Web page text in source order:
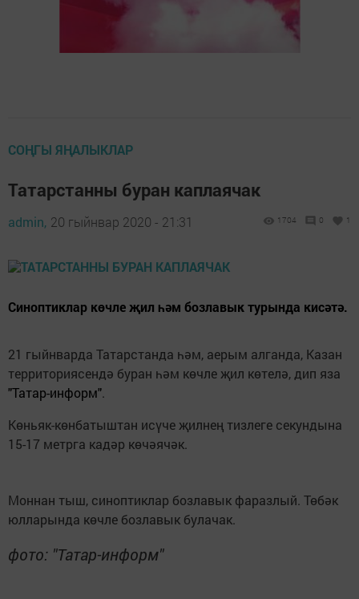
СОҢГЫ ЯҢАЛЫКЛАР
Татарстанны буран каплаячак
admin, 20 гыйнвар 2020 - 21:31 1704 0 1
Синоптиклар көчле җил һәм бозлавык турында кисәтә.
21 гыйнварда Татарстанда һәм, аерым алганда, Казан
территориясендә буран һәм көчле җил көтелә, дип яза
"Татар-информ".
Көньяк-көнбатыштан исүче җилнең тизлеге секундына
15-17 метрга кадәр көчәячәк.
Моннан тыш, синоптиклар бозлавык фаразлый. Төбәк
юлларында көчле бозлавык булачак.
фото: "Татар-информ"